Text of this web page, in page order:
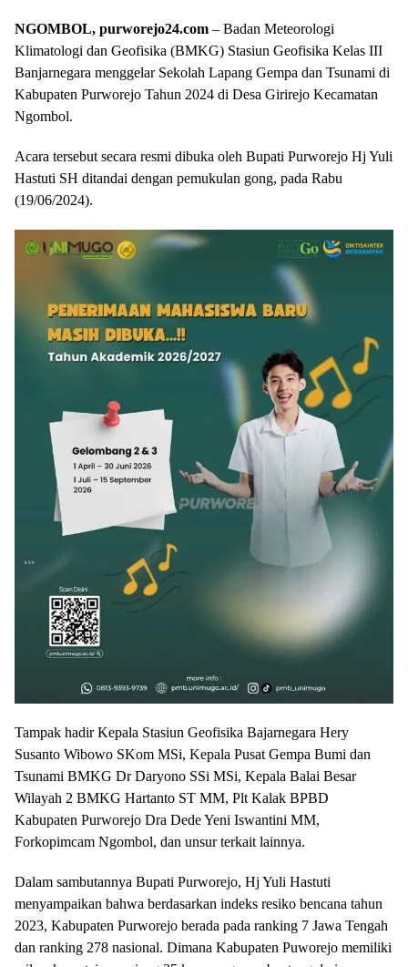
NGOMBOL, purworejo24.com – Badan Meteorologi
Klimatologi dan Geofisika (BMKG) Stasiun Geofisika Kelas III
Banjarnegara menggelar Sekolah Lapang Gempa dan Tsunami di
Kabupaten Purworejo Tahun 2024 di Desa Girirejo Kecamatan
Ngombol.
Acara tersebut secara resmi dibuka oleh Bupati Purworejo Hj Yuli
Hastuti SH ditandai dengan pemukulan gong, pada Rabu
(19/06/2024).
Tampak hadir Kepala Stasiun Geofisika Bajarnegara Hery
Susanto Wibowo SKom MSi, Kepala Pusat Gempa Bumi dan
Tsunami BMKG Dr Daryono SSi MSi, Kepala Balai Besar
Wilayah 2 BMKG Hartanto ST MM, Plt Kalak BPBD
Kabupaten Purworejo Dra Dede Yeni Iswantini MM,
Forkopimcam Ngombol, dan unsur terkait lainnya.
Dalam sambutannya Bupati Purworejo, Hj Yuli Hastuti
menyampaikan bahwa berdasarkan indeks resiko bencana tahun
2023, Kabupaten Purworejo berada pada ranking 7 Jawa Tengah
dan ranking 278 nasional. Dimana Kabupaten Puworejo memiliki